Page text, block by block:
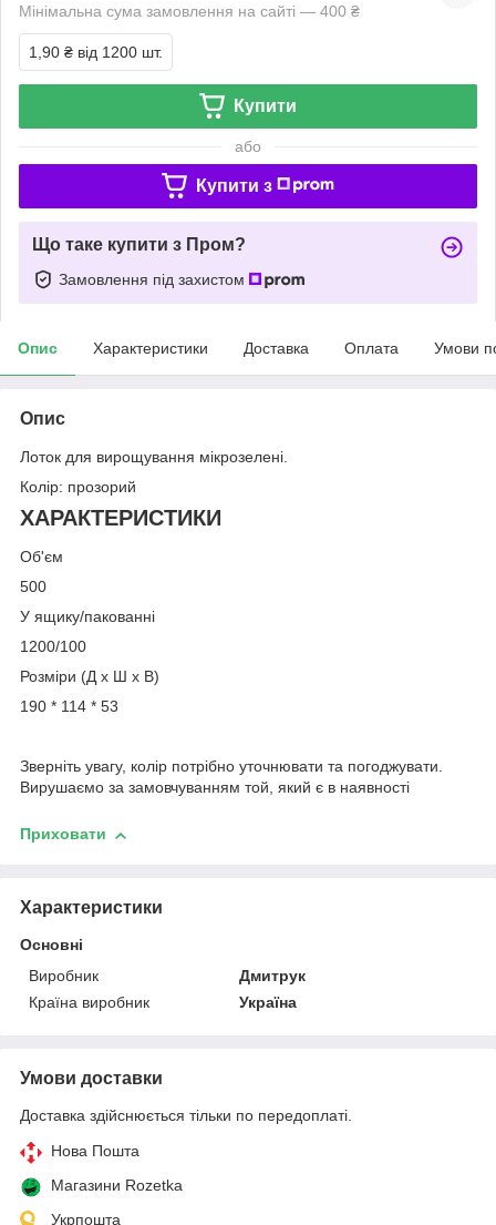
Мінімальна сума замовлення на сайті — 400 ₴
1,90 ₴ від 1200 шт.
Купити
або
Купити з
Що таке купити з Пром?
Замовлення під захистом
Опис Характеристики Доставка Оплата Умови
Опис
Лоток для вирощування мікрозелені.
Колір: прозорий
ХАРАКТЕРИСТИКИ
Об'єм
500
У ящику/пакованні
1200/100
Розміри (Д x Ш x В)
190 * 114 * 53
Зверніть увагу, колір потрібно уточнювати та погоджувати.
Вирушаємо за замовчуванням той, який є в наявності
Приховати
Характеристики
Основні
Виробник
Дмитрук
Країна виробник
Україна
Умови доставки
Доставка здійснюється тільки по передоплаті.
Нова Пошта
Магазини Rozetka
Укрпошта